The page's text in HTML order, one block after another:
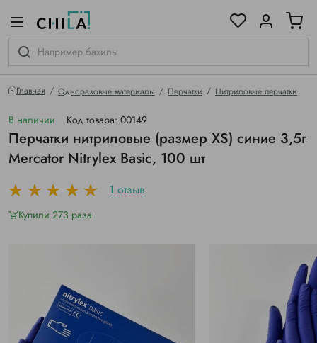
Главная Одноразовые материалы Перчатки Нитриловые перчатки
В наличии Код товара: 00149
Перчатки нитриловые (размер XS) синие 3,5г
Mercator Nitrylex Basic, 100 шт
1 отзыв
Купили 273 раза
гамме